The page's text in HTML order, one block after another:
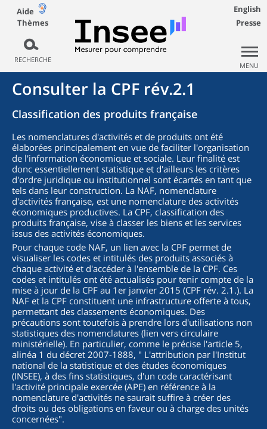
Aide
Thèmes
RECHERCHE
English
Presse
MENU
Consulter la CPF rév.2.1
Classification des produits française
Les nomenclatures d'activités et de produits ont été
élaborées principalement en vue de faciliter l'organisation
de l'information économique et sociale. Leur finalité est
donc essentiellement statistique et d'ailleurs les critères
d'ordre juridique ou institutionnel sont écartés en tant que
tels dans leur construction. La NAF, nomenclature
d'activités française, est une nomenclature des activités
économiques productives. La CPF, classification des
produits française, vise à classer les biens et les services
issus des activités économiques.
Pour chaque code NAF, un lien avec la CPF permet de
visualiser les codes et intitulés des produits associés à
chaque activité et d'accéder à l'ensemble de la CPF. Ces
codes et intitulés ont été actualisés pour tenir compte de la
mise à jour de la CPF au 1er janvier 2015 (CPF rév. 2.1.). La
NAF et la CPF constituent une infrastructure offerte à tous,
permettant des classements économiques. Des
précautions sont toutefois à prendre lors d'utilisations non
statistiques des nomenclatures (lien vers circulaire
ministérielle). En particulier, comme le précise l'article 5,
alinéa 1 du décret 2007-1888, " L'attribution par l'Institut
national de la statistique et des études économiques
(INSEE), à des fins statistiques, d'un code caractérisant
l'activité principale exercée (APE) en référence à la
nomenclature d'activités ne saurait suffire à créer des
droits ou des obligations en faveur ou à charge des unités
concernées".